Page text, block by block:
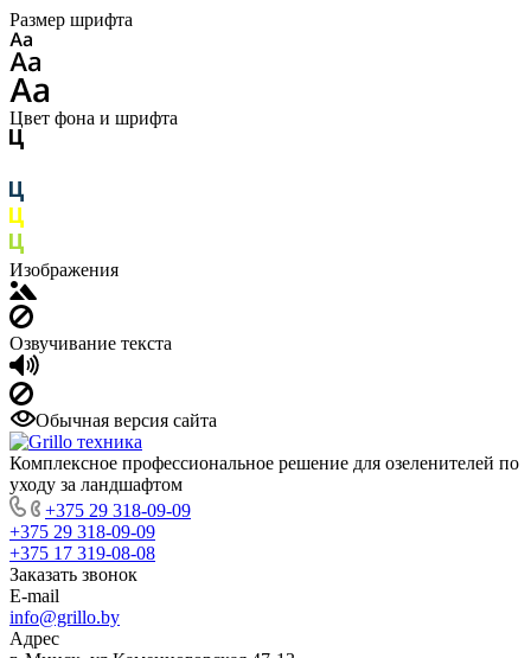
Размер шрифта
Цвет фона и шрифта
Изображения
Озвучивание текста
Обычная версия сайта
Комплексное профессиональное решение для озеленителей по
уходу за ландшафтом
+375 29 318-09-09
+375 29 318-09-09
+375 17 319-08-08
Заказать звонок
E-mail
info@grillo.by
Адрес